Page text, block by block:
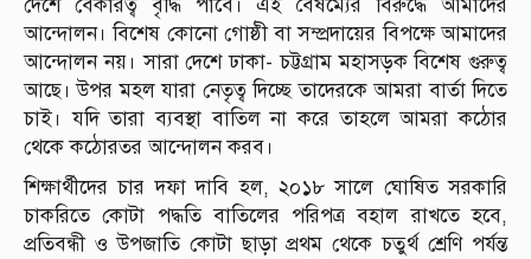
দেশে বেকারত্ব বৃদ্ধি পাবে। এই বৈষম্যের বিরুদ্ধে আমাদের
আন্দোলন। বিশেষ কোনো গোষ্ঠী বা সম্প্রদায়ের বিপক্ষে আমাদের
আন্দোলন নয়। সারা দেশে ঢাকা- চট্টগ্রাম মহাসড়ক বিশেষ গুরুত্ব
আছে। উপর মহল যারা নেতৃত্ব দিচ্ছে তাদেরকে আমরা বার্তা দিতে
চাই। যদি তারা ব্যবস্থা বাতিল না করে তাহলে আমরা কঠোর
থেকে কঠোরতর আন্দোলন করব।
শিক্ষার্থীদের চার দফা দাবি হল, ২০১৮ সালে ঘোষিত সরকারি
চাকরিতে কোটা পদ্ধতি বাতিলের পরিপত্র বহাল রাখতে হবে,
প্রতিবন্ধী ও উপজাতি কোটা ছাড়া প্রথম থেকে চতুর্থ শ্রেণি পর্যন্ত